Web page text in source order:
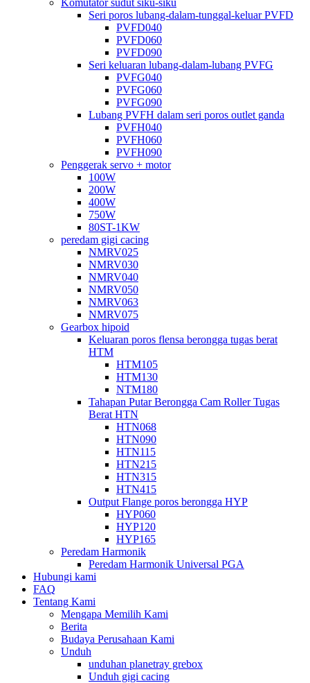
Komutator sudut siku-siku
Seri poros lubang-dalam-tunggal-keluar PVFD
PVFD040
PVFD060
PVFD090
Seri keluaran lubang-dalam-lubang PVFG
PVFG040
PVFG060
PVFG090
Lubang PVFH dalam seri poros outlet ganda
PVFH040
PVFH060
PVFH090
Penggerak servo + motor
100W
200W
400W
750W
80ST-1KW
peredam gigi cacing
NMRV025
NMRV030
NMRV040
NMRV050
NMRV063
NMRV075
Gearbox hipoid
Keluaran poros flensa berongga tugas berat
HTM
HTM105
HTM130
NTM180
Tahapan Putar Berongga Cam Roller Tugas
Berat HTN
HTN068
HTN090
HTN115
HTN215
HTN315
HTN415
Output Flange poros berongga HYP
HYP060
HYP120
HYP165
Peredam Harmonik
Peredam Harmonik Universal PGA
Hubungi kami
FAQ
Tentang Kami
Mengapa Memilih Kami
Berita
Budaya Perusahaan Kami
Unduh
unduhan planetray grebox
Unduh gigi cacing